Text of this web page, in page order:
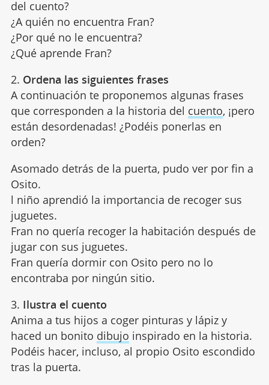
del cuento?
¿A quién no encuentra Fran?
¿Por qué no le encuentra?
¿Qué aprende Fran?
2. Ordena las siguientes frases
A continuación te proponemos algunas frases
que corresponden a la historia del cuento, ¡pero
están desordenadas! ¿Podéis ponerlas en
orden?
Asomado detrás de la puerta, pudo ver por fin a
Osito.
l niño aprendió la importancia de recoger sus
juguetes.
Fran no quería recoger la habitación después de
jugar con sus juguetes.
Fran quería dormir con Osito pero no lo
encontraba por ningún sitio.
3. Ilustra el cuento
Anima a tus hijos a coger pinturas y lápiz y
haced un bonito dibujo inspirado en la historia.
Podéis hacer, incluso, al propio Osito escondido
tras la puerta.